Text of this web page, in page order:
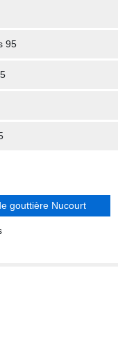
95
gouttière Nucourt